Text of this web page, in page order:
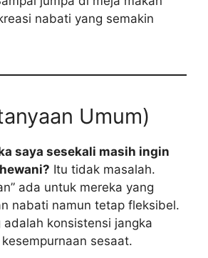
nabati yang semakin
Umum)
saya sesekali masih ingin
Itu tidak masalah.
ada untuk mereka yang
nabati namun tetap fleksibel.
adalah konsistensi jangka
sesaat.